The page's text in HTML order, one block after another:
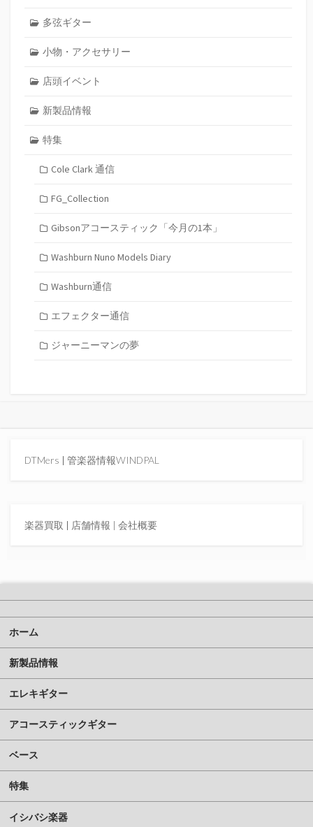
多弦ギター
小物・アクセサリー
店頭イベント
新製品情報
特集
Cole Clark 通信
FG_Collection
Gibsonアコースティック「今月の1本」
Washburn Nuno Models Diary
Washburn通信
エフェクター通信
ジャーニーマンの夢
DTMers | 管楽器情報WINDPAL
楽器買取 | 店舗情報 | 会社概要
ホーム
新製品情報
エレキギター
アコースティックギター
ベース
特集
イシバシ楽器